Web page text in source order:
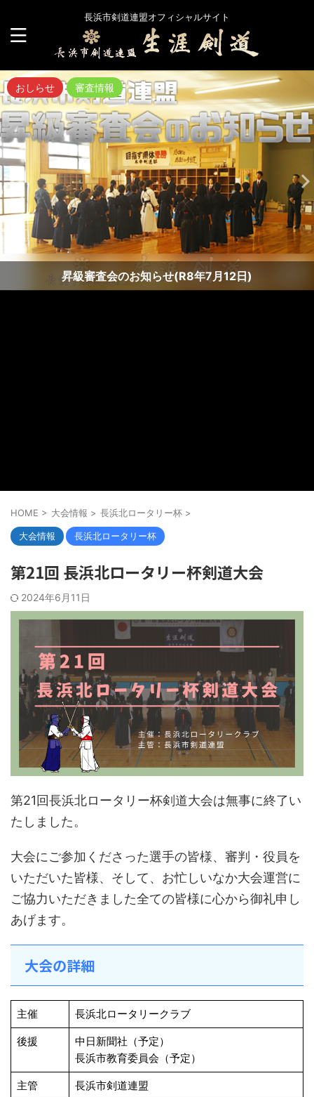
長浜市剣道連盟オフィシャルサイト
おしらせ 審査情報
昇級審査会のお知らせ(R8年7月12日)
HOME > 大会情報 > 長浜北ロータリー杯 >
大会情報 長浜北ロータリー杯
第21回 長浜北ロータリー杯剣道大会
2024年6月11日
第21回長浜北ロータリー杯剣道大会は無事に終了い
たしました。
大会にご参加くださった選手の皆様、審判・役員を
いただいた皆様、そして、お忙しいなか大会運営に
ご協力いただきました全ての皆様に心から御礼申し
あげます。
大会の詳細
主催 長浜北ロータリークラブ
後援
中日新聞社（予定）
長浜市教育委員会（予定）
主管 長浜市剣道連盟